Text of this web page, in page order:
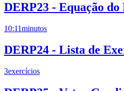
DERP23 - Equação
10:11minutos
DERP24 - Lista de
3exercícios